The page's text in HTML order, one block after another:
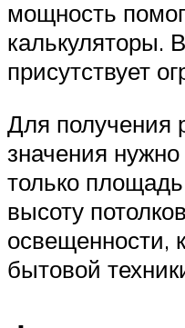
мощность
калькуляторы.
присутствует
Для получения
значения нужно
только
высоту
освещенности,
бытовой